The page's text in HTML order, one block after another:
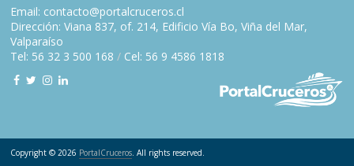
Email: contacto@portalcruceros.cl
Dirección: Viana 837, of. 214, Edificio Vía Bo, Viña del Mar,
Valparaíso
Tel: 56 32 3 500 168 / Cel: 56 9 4586 1818
Copyright © 2026 PortalCruceros. All rights reserved.